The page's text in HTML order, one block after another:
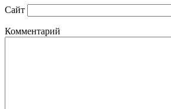
Сайт
Комментарий